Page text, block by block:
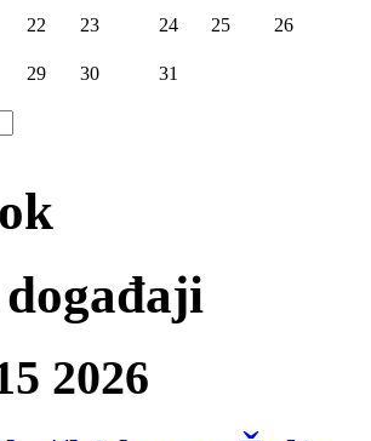
22 23 24 25 26
29 30 31
događaji
2026